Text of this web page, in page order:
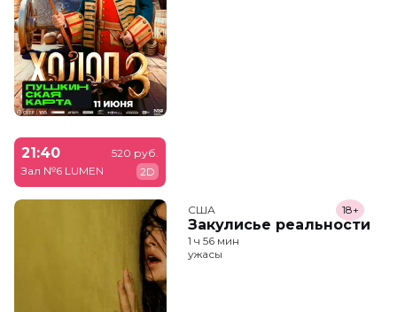
21:40
Зал №6 LUMEN
520 руб.
2D
США
Закулисье реальности
18+
1 ч 56 мин
ужасы